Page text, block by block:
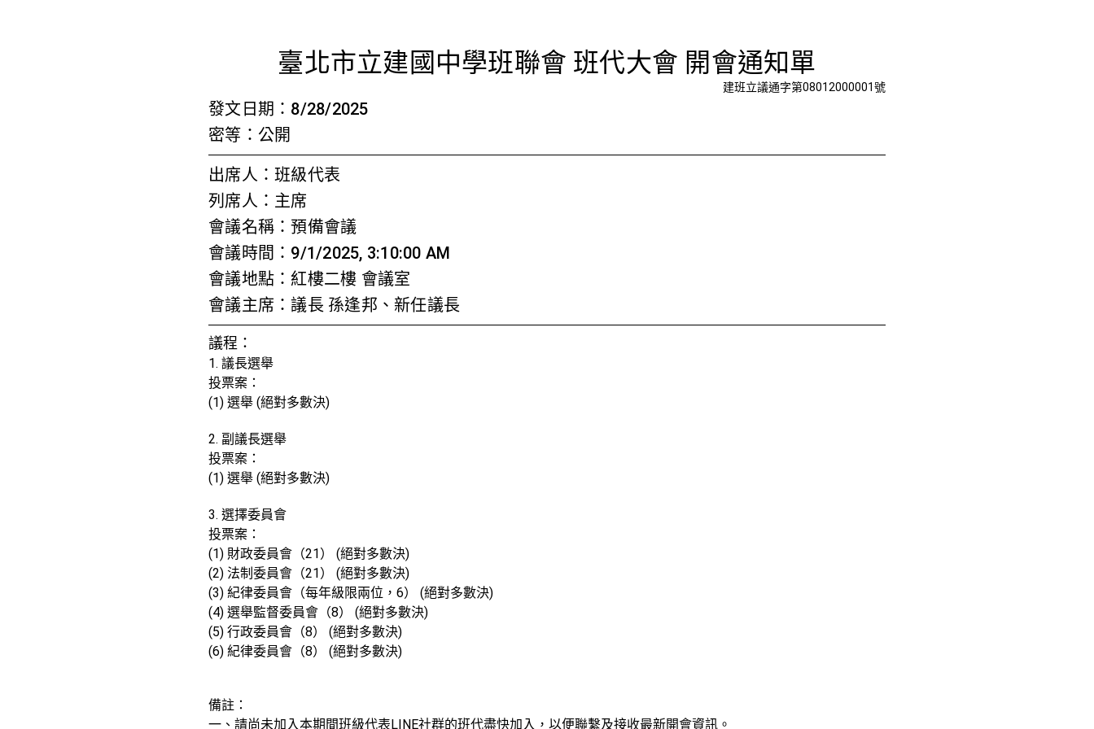
預備會議
臺北市立建國中學班聯會 班代大會 開會通知單
建班立議通字第08012000001號
發文日期：8/28/2025
密等：公開
出席人：班級代表
列席人：主席
會議名稱：預備會議
會議時間：9/1/2025, 3:10:00 AM
會議地點：紅樓二樓 會議室
會議主席：議長 孫逢邦、新任議長
議程：
1. 議長選舉
投票案：
(1) 選舉 (絕對多數決)
2. 副議長選舉
投票案：
(1) 選舉 (絕對多數決)
3. 選擇委員會
投票案：
(1) 財政委員會（21） (絕對多數決)
(2) 法制委員會（21） (絕對多數決)
(3) 紀律委員會（每年級限兩位，6） (絕對多數決)
(4) 選舉監督委員會（8） (絕對多數決)
(5) 行政委員會（8） (絕對多數決)
(6) 紀律委員會（8） (絕對多數決)
備註：
一、請尚未加入本期間班級代表LINE社群的班代盡快加入，以便聯繫及接收最新開會資訊。